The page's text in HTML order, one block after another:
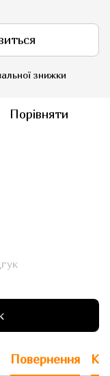
знижки
Порівняти
Повернення